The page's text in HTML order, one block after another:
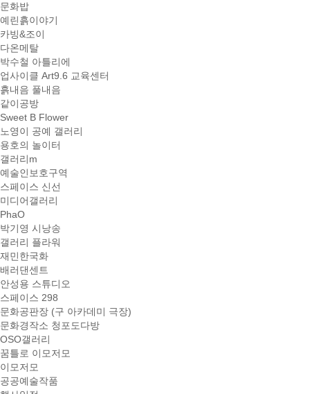
문화밥
예린흙이야기
카빙&조이
다온메탈
박수철 아틀리에
업사이클 Art9.6 교육센터
흙내음 풀내음
같이공방
Sweet B Flower
노영이 공예 갤러리
용호의 놀이터
갤러리m
예술인보호구역
스페이스 신선
미디어갤러리
PhaO
박기영 시낭송
갤러리 플라워
재민한국화
배러댄센트
안성용 스튜디오
스페이스 298
문화공판장 (구 아카데미 극장)
문화경작소 청포도다방
OSO갤러리
꿈틀로 이모저모
이모저모
공공예술작품